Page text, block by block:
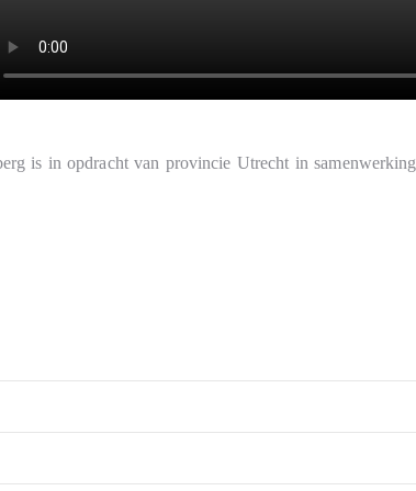
is in opdracht van provincie Utrecht in samenwerking